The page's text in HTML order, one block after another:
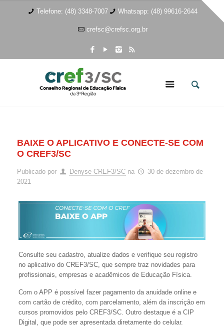
Telefone: (48) 3348-7007 Whatsapp: (48) 99616-2644
crefsc@crefsc.org.br
BAIXE O APLICATIVO E CONECTE-SE COM
O CREF3/SC
Publicado por Denyse CREF3/SC na
30 de dezembro de
2021
Consulte seu cadastro, atualize dados e verifique seu registro
no aplicativo do CREF3/SC, que sempre traz novidades para
profissionais, empresas e acadêmicos de Educação Física.
Com o APP é possível fazer pagamento da anuidade online e
com cartão de crédito, com parcelamento, além da inscrição em
cursos promovidos pelo CREF3/SC. Outro destaque é a CIP
Digital, que pode ser apresentada diretamente do celular.